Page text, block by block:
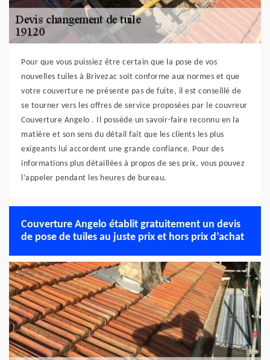
Pour que vous puissiez être certain que la pose de vos
nouvelles tuiles à Brivezac soit conforme aux normes et que
votre couverture ne présente pas de fuite, il est conseillé de
se tourner vers les offres de service proposées par le couvreur
Couverture Angelo . Il possède un savoir-faire reconnu en la
matière et son sens du détail fait que les clients les plus
exigeants lui accordent une grande confiance. Pour des
informations plus détaillées à propos de ses prix, vous pouvez
l’appeler pendant les heures de bureau.
Couverture Angelo établit gratuitement un devis
de pose de tuiles au juste prix et hors prix d’achat